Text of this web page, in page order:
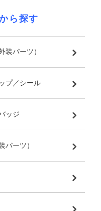
ら探す
装パーツ）
プ／シール
ッジ
パーツ）